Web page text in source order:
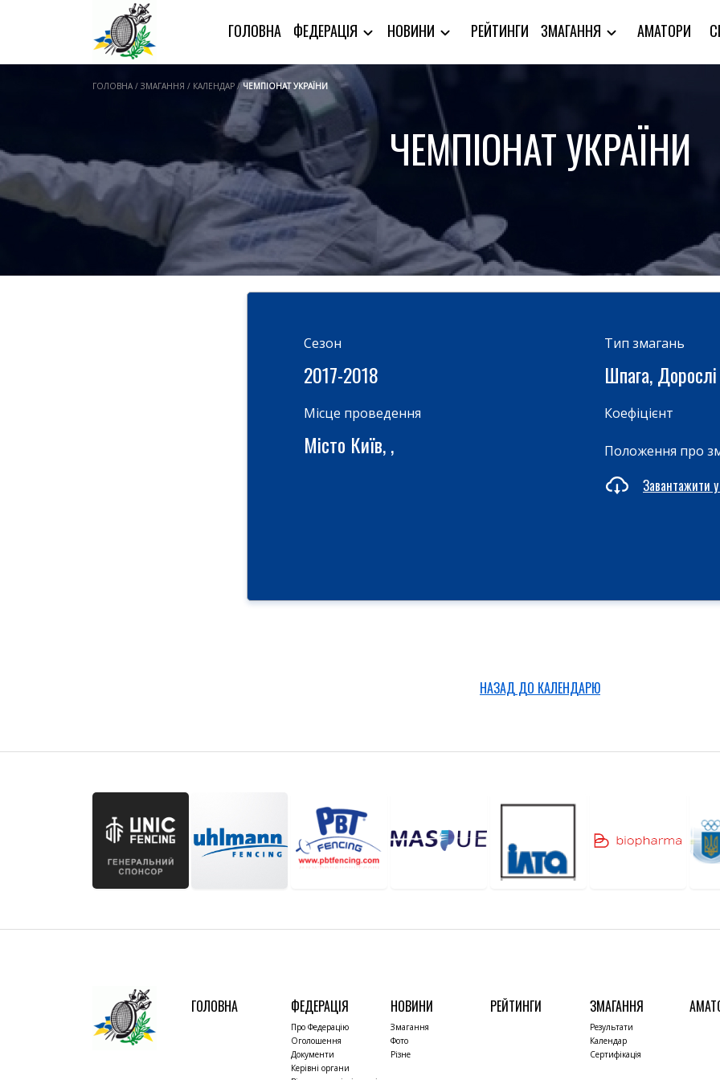
ГОЛОВНА ФЕДЕРАЦІЯ НОВИНИ РЕЙТИНГИ ЗМАГАННЯ АМАТОРИ
ГОЛОВНА / ЗМАГАННЯ / КАЛЕНДАР / ЧЕМПІОНАТ УКРАЇНИ
ЧЕМПІОНАТ УКРАЇНИ
Cезон
2017-2018
Місце проведення
Місто Київ, ,
Тип змагань
Шпага, Дорослі
Коефіцієнт
Положення про
Завантажити
НАЗАД ДО КАЛЕНДАРЮ
ГОЛОВНА ФЕДЕРАЦІЯ
Про Федерацію
Оголошення
Документи
Керівні органи
НОВИНИ
Змагання
Фото
Різне
РЕЙТИНГИ ЗМАГАННЯ
Результати
Календар
Сертифікація